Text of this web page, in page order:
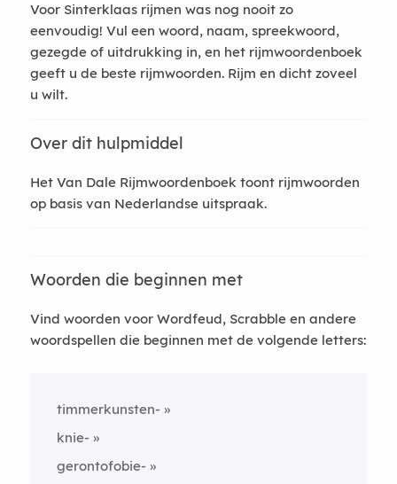
Voor Sinterklaas rijmen was nog nooit zo
eenvoudig! Vul een woord, naam, spreekwoord,
gezegde of uitdrukking in, en het rijmwoordenboek
geeft u de beste rijmwoorden. Rijm en dicht zoveel
u wilt.
Over dit hulpmiddel
Het Van Dale Rijmwoordenboek toont rijmwoorden
op basis van Nederlandse uitspraak.
Woorden die beginnen met
Vind woorden voor Wordfeud, Scrabble en andere
woordspellen die beginnen met de volgende letters:
timmerkunsten-
knie-
gerontofobie-